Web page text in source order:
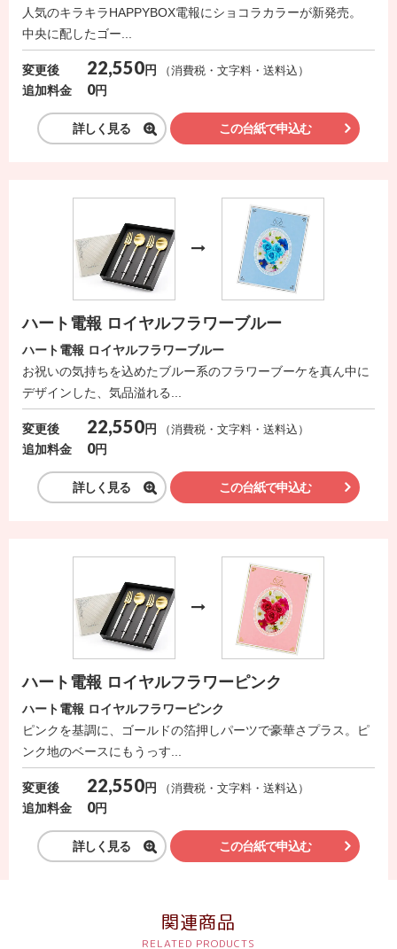
ス
ハ
ー
電
ボ
お
問
い
合
わ
せ
人気のキラキラHAPPYBOX電報にショコラカラーが新発売。
中央に配したゴー...
変更後 22,550円
（消費税・文字料・送料込）
追加料金
0円
詳しく見る この台紙で申込む
ハート電報 ロイヤルフラワーブルー
ハート電報 ロイヤルフラワーブルー
お祝いの気持ちを込めたブルー系のフラワーブーケを真ん中に
デザインした、気品溢れる...
変更後 22,550円
（消費税・文字料・送料込）
追加料金
0円
詳しく見る この台紙で申込む
ハート電報 ロイヤルフラワーピンク
ハート電報 ロイヤルフラワーピンク
ピンクを基調に、ゴールドの箔押しパーツで豪華さプラス。ピ
ンク地のベースにもうっす...
変更後 22,550円
（消費税・文字料・送料込）
追加料金
0円
詳しく見る この台紙で申込む
関連商品